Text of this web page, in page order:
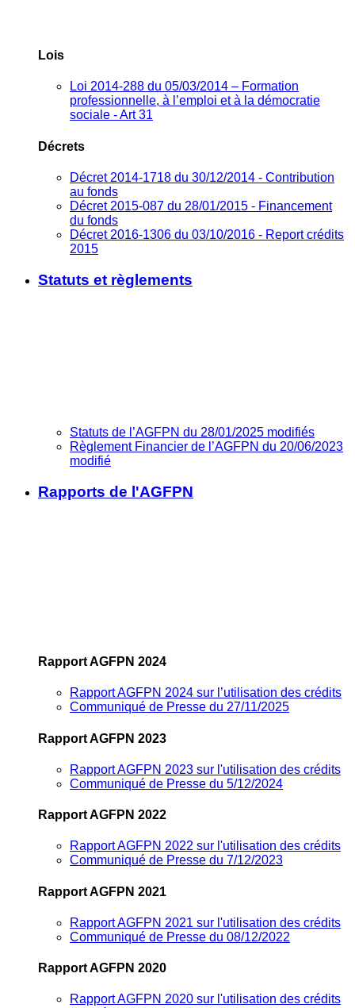
Lois
Loi 2014-288 du 05/03/2014 – Formation
professionnelle, à l’emploi et à la démocratie
sociale - Art 31
Décrets
Décret 2014-1718 du 30/12/2014 - Contribution
au fonds
Décret 2015-087 du 28/01/2015 - Financement
du fonds
Décret 2016-1306 du 03/10/2016 - Report crédits
2015
Statuts et règlements
Statuts de l’AGFPN du 28/01/2025 modifiés
Règlement Financier de l’AGFPN du 20/06/2023
modifié
Rapports de l'AGFPN
Rapport AGFPN 2024
Rapport AGFPN 2024 sur l’utilisation des crédits
Communiqué de Presse du 27/11/2025
Rapport AGFPN 2023
Rapport AGFPN 2023 sur l'utilisation des crédits
Communiqué de Presse du 5/12/2024
Rapport AGFPN 2022
Rapport AGFPN 2022 sur l'utilisation des crédits
Communiqué de Presse du 7/12/2023
Rapport AGFPN 2021
Rapport AGFPN 2021 sur l'utilisation des crédits
Communiqué de Presse du 08/12/2022
Rapport AGFPN 2020
Rapport AGFPN 2020 sur l'utilisation des crédits